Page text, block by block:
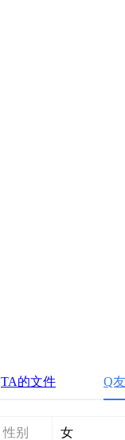
TA的文件 Q
性别 女